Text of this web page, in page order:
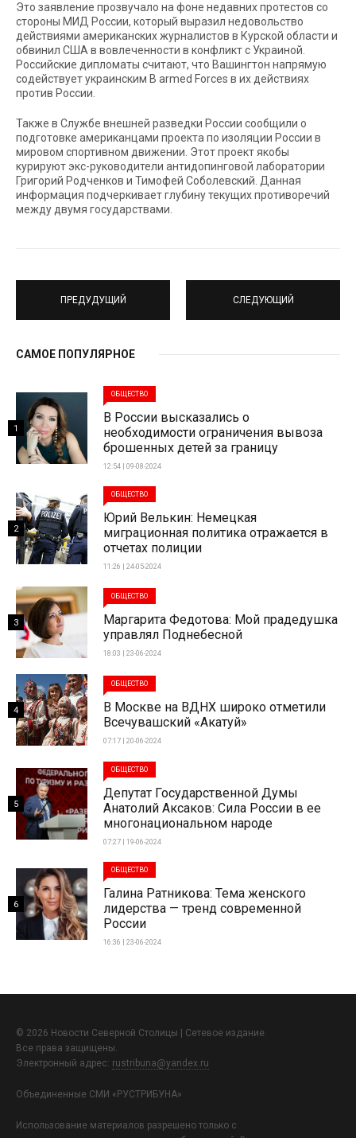
Это заявление прозвучало на фоне недавних протестов со
стороны МИД России, который выразил недовольство
действиями американских журналистов в Курской области и
обвинил США в вовлеченности в конфликт с Украиной.
Российские дипломаты считают, что Вашингтон напрямую
содействует украинским В armed Forces в их действиях
против России.
Также в Службе внешней разведки России сообщили о
подготовке американцами проекта по изоляции России в
мировом спортивном движении. Этот проект якобы
курируют экс-руководители антидопинговой лаборатории
Григорий Родченков и Тимофей Соболевский. Данная
информация подчеркивает глубину текущих противоречий
между двумя государствами.
ПРЕДУДУЩИЙ СЛЕДУЮЩИЙ
САМОЕ ПОПУЛЯРНОЕ
ОБЩЕСТВО
В России высказались о
необходимости ограничения вывоза
брошенных детей за границу
12:54 | 09-08-2024
1
ОБЩЕСТВО
Юрий Велькин: Немецкая
миграционная политика отражается в
отчетах полиции
11:26 | 24-05-2024
2
ОБЩЕСТВО
Маргарита Федотова: Мой прадедушка
управлял Поднебесной
18:03 | 23-06-2024
3
ОБЩЕСТВО
В Москве на ВДНХ широко отметили
Всечувашский «Акатуй»
07:17 | 20-06-2024
4
ОБЩЕСТВО
Депутат Государственной Думы
Анатолий Аксаков: Сила России в ее
многонациональном народе
07:27 | 19-06-2024
5
ОБЩЕСТВО
Галина Ратникова: Тема женского
лидерства — тренд современной
России
16:36 | 23-06-2024
6
© 2026 Новости Северной Столицы | Сетевое издание.
Все права защищены.
Электронный адрес: rustribuna@yandex.ru
Объединенные СМИ «РУСТРИБУНА»
Использование материалов разрешено только с